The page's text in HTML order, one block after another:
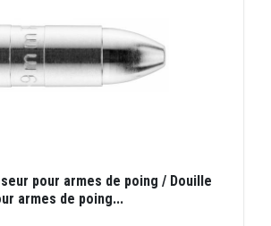
pour armes de poing / Douille
armes de poing...